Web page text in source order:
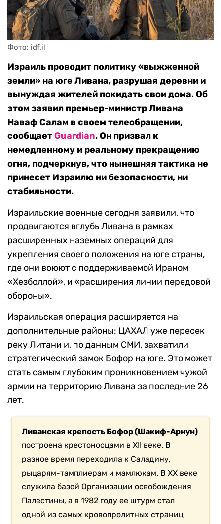
Фото: idf.il
Израиль проводит политику «выжженной
земли» на юге Ливана, разрушая деревни и
вынуждая жителей покидать свои дома. Об
этом заявил премьер-министр Ливана
Наваф Салам в своем телеобращении,
сообщаетGuardian. Он призвал к
немедленному и реальному прекращению
огня, подчеркнув, что нынешняя тактика не
принесет Израилю ни безопасности, ни
стабильности.
Израильские военные сегодня заявили, что
продвигаются вглубь Ливана в рамках
расширенных наземных операций для
укрепления своего положения на юге страны,
где они воюют с поддерживаемой Ираном
«Хезболлой», и «расширения линии передовой
обороны».
Израильская операция расширяется на
дополнительные районы: ЦАХАЛ уже пересек
реку Литани и, по данным СМИ, захватили
стратегический замок Бофор на юге. Это может
стать самым глубоким проникновением чужой
армии на территорию Ливана за последние 26
лет.
Ливанская крепость Бофор (Шакиф-Арнун)
построена крестоносцами в XII веке. В
разное время переходила к Саладину,
рыцарям-тамплиерам и мамлюкам. В XX веке
служила базой Организации освобождения
Палестины, а в 1982 году ее штурм стал
одной из самых кровопролитных страниц